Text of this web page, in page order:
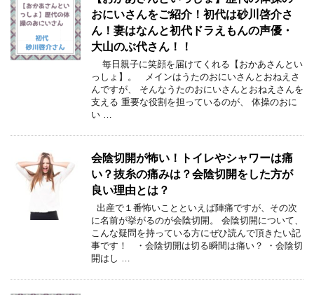
おにいさんをご紹介！初代は砂川啓介さ
ん！妻はなんと初代ドラえもんの声優・
大山のぶ代さん！！
毎日親子に笑顔を届けてくれる【おかあさんとい
っしょ】。 メインはうたのおにいさんとおねえさ
んですが、 そんなうたのおにいさんとおねえさんを
支える 重要な役割を担っているのが、 体操のおに
い …
会陰切開が怖い！トイレやシャワーは痛
い？抜糸の痛みは？会陰切開をした方が
良い理由とは？
出産で１番怖いことといえば陣痛ですが、その次
に名前が挙がるのが会陰切開。 会陰切開について、
こんな疑問を持っている方にぜひ読んで頂きたい記
事です！ ・会陰切開は切る瞬間は痛い？ ・会陰切
開はし …